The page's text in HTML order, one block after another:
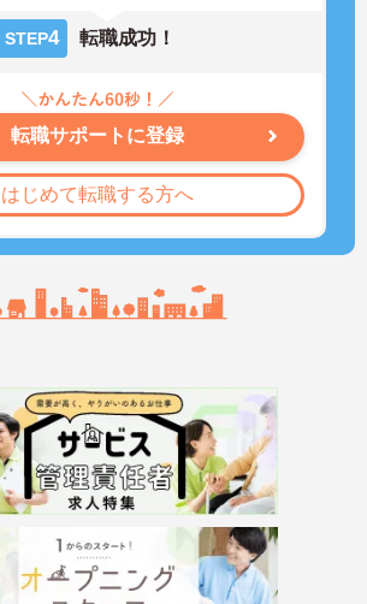
STEP4 転職成功！
転職サポートに登録
はじめて転職する方へ